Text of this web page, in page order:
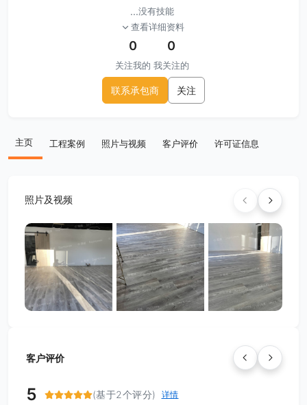
...没有技能
查看详细资料
0
关注我的
0
我关注的
联系承包商 关注
主页 工程案例 照片与视频 客户评价 许可证信息
照片及视频
客户评价
5 (基于2个评分) 详情